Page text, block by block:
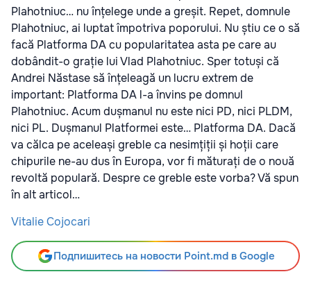
Plahotniuc… nu înțelege unde a greșit. Repet, domnule
Plahotniuc, ai luptat împotriva poporului. Nu știu ce o să
facă Platforma DA cu popularitatea asta pe care au
dobândit-o grație lui Vlad Plahotniuc. Sper totuși că
Andrei Năstase să înțeleagă un lucru extrem de
important: Platforma DA l-a învins pe domnul
Plahotniuc. Acum dușmanul nu este nici PD, nici PLDM,
nici PL. Dușmanul Platformei este… Platforma DA. Dacă
va călca pe aceleași greble ca nesimțiții și hoții care
chipurile ne-au dus în Europa, vor fi măturați de o nouă
revoltă populară. Despre ce greble este vorba? Vă spun
în alt articol…
Vitalie Cojocari
Подпишитесь на новости Point.md в Google